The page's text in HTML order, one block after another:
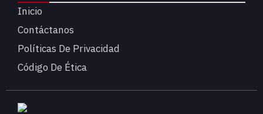
Inicio
Contáctanos
Políticas De Privacidad
Código De Ética